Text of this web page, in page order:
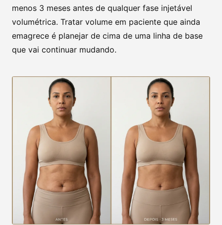
menos 3 meses antes de qualquer fase injetável
volumétrica. Tratar volume em paciente que ainda
emagrece é planejar de cima de uma linha de base
que vai continuar mudando.